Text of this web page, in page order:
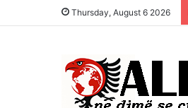
Thursday, August 6 2026